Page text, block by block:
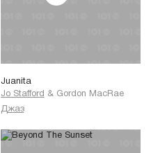
Juanita
Jo Stafford & Gordon MacRae
Джаз